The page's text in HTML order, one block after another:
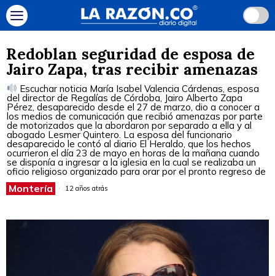
Redoblan seguridad de esposa de
Jairo Zapa, tras recibir amenazas
Escuchar noticia María Isabel Valencia Cárdenas, esposa
del director de Regalías de Córdoba, Jairo Alberto Zapa
Pérez, desaparecido desde el 27 de marzo, dio a conocer a
los medios de comunicación que recibió amenazas por parte
de motorizados que la abordaron por separado a ella y al
abogado Lesmer Quintero. La esposa del funcionario
desaparecido le contó al diario El Heraldo, que los hechos
ocurrieron el día 23 de mayo en horas de la mañana cuando
se disponía a ingresar a la iglesia en la cual se realizaba un
oficio religioso organizado para orar por el pronto regreso de
Montería 12 años atrás